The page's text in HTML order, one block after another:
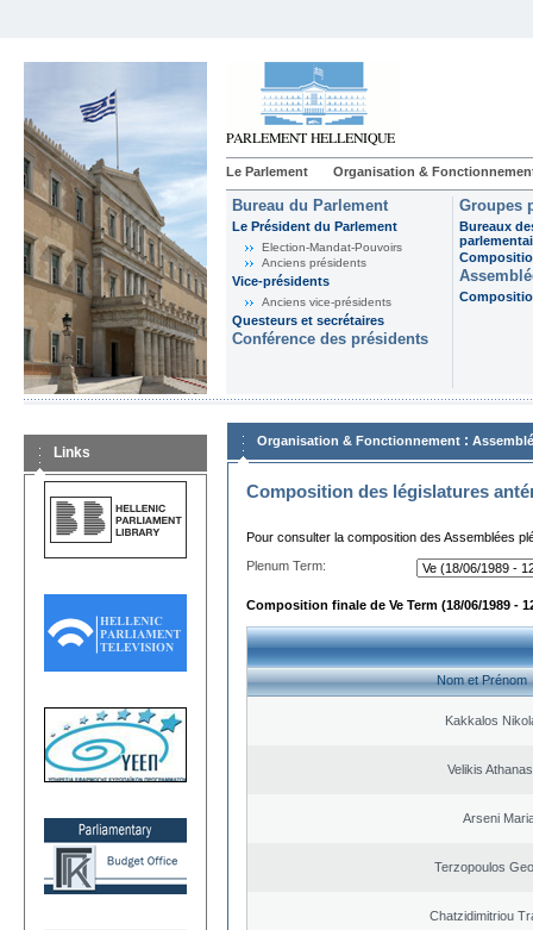
Le Parlement Organisation &
Bureau du Parlement
Le Président du Parlement
Election-Mandat-Pouvoirs
Anciens présidents
Vice-présidents
Anciens vice-présidents
Questeurs et secrétaires
Conférence des présidents
Groupes
Bureaux
Links
Organisation & Fonctionnement :
Composition des législatures
Pour consulter la composition des Assemblées
Plenum Term:
Composition finale de Ve Term (18/06/1989 -
Nom et Prénom
Kakkalos
Velikis
Arseni
Terzopoulos
Chatzidimitriou